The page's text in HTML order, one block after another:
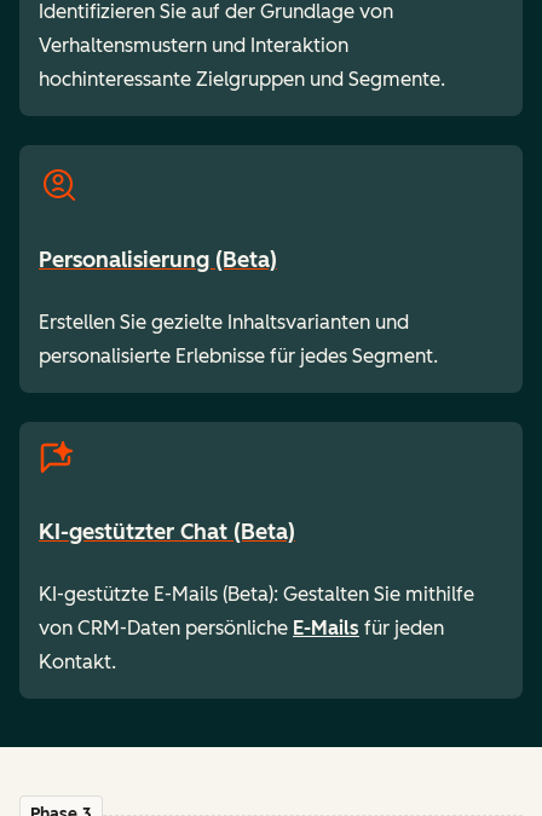
Identifizieren Sie auf der Grundlage von
Verhaltensmustern und Interaktion
hochinteressante Zielgruppen und Segmente.
Personalisierung (Beta)
Erstellen Sie gezielte Inhaltsvarianten und
personalisierte Erlebnisse für jedes Segment.
KI-gestützter Chat (Beta)
KI-gestützte E-Mails (Beta): Gestalten Sie mithilfe
von CRM-Daten persönliche E-Mails für jeden
Kontakt.